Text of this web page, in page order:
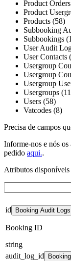
Product
Product
Products (58)
Subbooking
Subbookings
User Audit
User Contacts
Usergroup
Usergroup
Usergroup
Usergroups
Users (58)
Vatcodes (8)
Precisa de campos
Informe-nos e nós
pedido aqui..
Atributos
id
Booking Audit Logs
Booking ID
string
audit_log_id